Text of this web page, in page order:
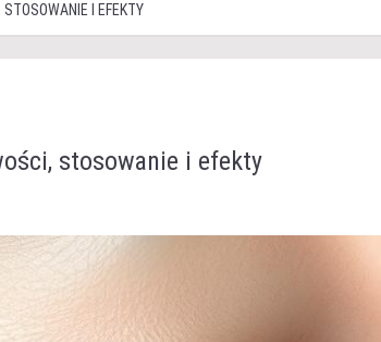
I EFEKTY
stosowanie i efekty